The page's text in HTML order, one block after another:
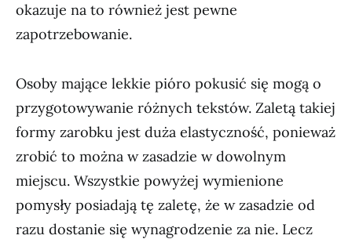
okazuje na to również jest pewne
zapotrzebowanie.
Osoby mające lekkie pióro pokusić się mogą o
przygotowywanie różnych tekstów. Zaletą takiej
formy zarobku jest duża elastyczność, ponieważ
zrobić to można w zasadzie w dowolnym
miejscu. Wszystkie powyżej wymienione
pomysły posiadają tę zaletę, że w zasadzie od
razu dostanie się wynagrodzenie za nie. Lecz